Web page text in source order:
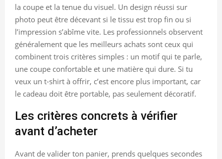
la coupe et la tenue du visuel. Un design réussi sur
photo peut être décevant si le tissu est trop fin ou si
l’impression s’abîme vite. Les professionnels observent
généralement que les meilleurs achats sont ceux qui
combinent trois critères simples : un motif qui te parle,
une coupe confortable et une matière qui dure. Si tu
veux un t-shirt à offrir, c’est encore plus important, car
le cadeau doit être portable, pas seulement décoratif.
Les critères concrets à vérifier
avant d’acheter
Avant de valider ton panier, prends quelques secondes